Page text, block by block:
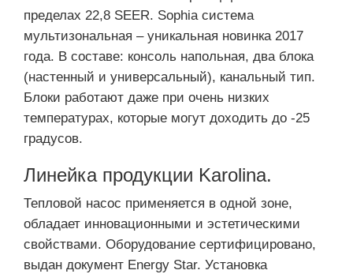
пределах 22,8 SEER. Sophia система
мультизональная – уникальная новинка 2017
года. В составе: консоль напольная, два блока
(настенный и универсальный), канальный тип.
Блоки работают даже при очень низких
температурах, которые могут доходить до -25
градусов.
Линейка продукции Karolina.
Тепловой насос применяется в одной зоне,
обладает инновационными и эстетическими
свойствами. Оборудование сертифицировано,
выдан документ Energy Star. Установка